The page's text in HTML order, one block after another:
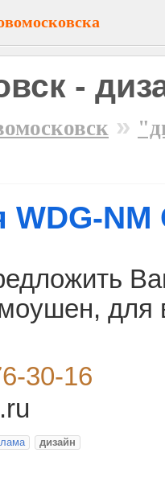
-
»
WDG-
для
30-16
дизайн